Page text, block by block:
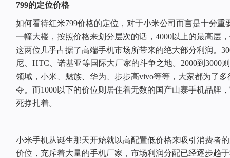
799的定位价格
如何看待红米799价格的定位，对于小米公司而言是十分重
一幢大楼，按照价格来划分层次的话，4000以上的最高层
这两位几乎占据了高端手机市场所带来的绝大部分利润。
尼、HTC、诺基亚等国际大厂家的斗争之地。2000到3000
领域，小米、魅族、华为、步步高vivo等等，大家都为了
夺。而1000以下的价位则居住着无数的国产山寨手机品牌
死挣扎着。
小米手机从诞生那天开始就以高配置低价格来吸引消费者
价位，充斥着大量的手机厂家，市场利润分配已经逐步趋